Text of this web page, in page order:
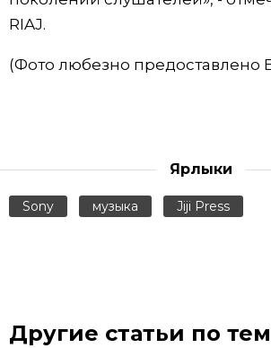
RIAJ.
(Фото любезно предоставлено
Ярлыки
Sony музыка Jiji Press
Другие статьи по